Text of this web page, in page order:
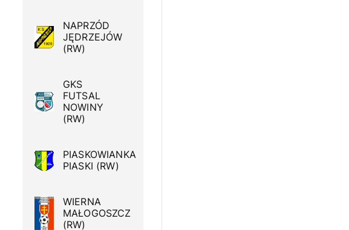
NAPRZÓD
JĘDRZEJÓW
(RW)
GKS
FUTSAL
NOWINY
(RW)
PIASKOWIANKA
PIASKI (RW)
WIERNA
MAŁOGOSZCZ
(RW)